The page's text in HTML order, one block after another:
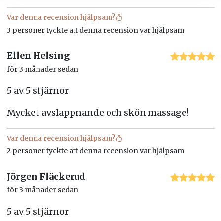
Var denna recension hjälpsam?
3 personer tyckte att denna recension var hjälpsam
Ellen Helsing
för 3 månader sedan
5 av 5 stjärnor
Mycket avslappnande och skön massage!
Var denna recension hjälpsam?
2 personer tyckte att denna recension var hjälpsam
Jörgen Fläckerud
för 3 månader sedan
5 av 5 stjärnor